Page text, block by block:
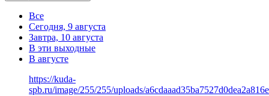
Все
Сегодня, 9 августа
Завтра, 10 августа
В эти выходные
В августе
https://kuda-
spb.ru/image/255/255/uploads/